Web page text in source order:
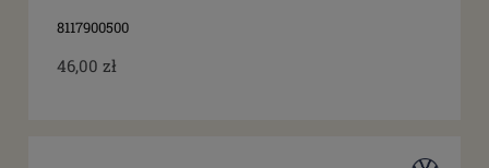
8117900500
46,00 zł